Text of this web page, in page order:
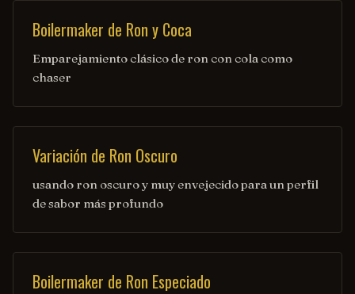
Boilermaker de Ron y Coca
Emparejamiento clásico de ron con cola como
chaser
Variación de Ron Oscuro
usando ron oscuro y muy envejecido para un perfil
de sabor más profundo
Boilermaker de Ron Especiado